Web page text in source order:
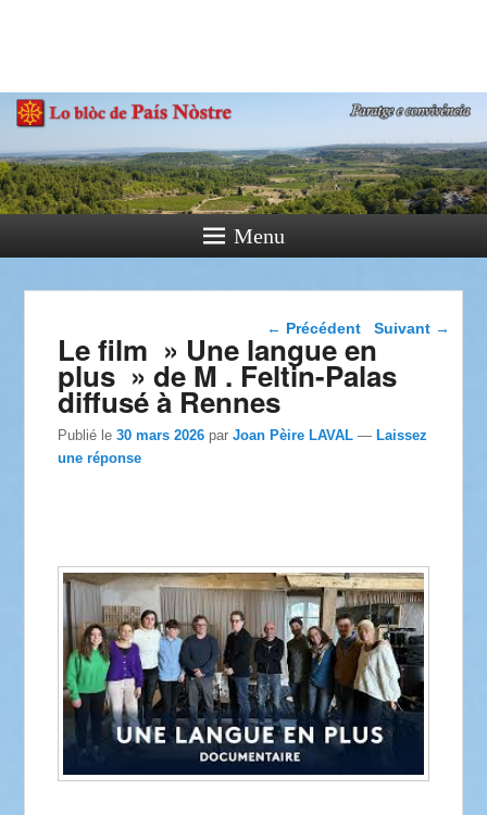
Paratge e Convivència
Menu
Navigation dans les
← Précédent Suivant →
Le film » Une langue en
plus » de M . Feltin-Palas
diffusé à Rennes
Publié le30 mars 2026 parJoan Pèire LAVAL —Laissez
une réponse